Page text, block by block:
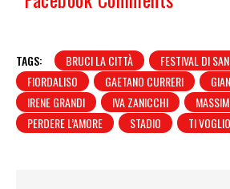
TAGS: BRUCI LA CITTÀ
FESTIVAL DI
FIORDALISO
GAETANO CURRERI
IRENE GRANDI
IVA ZANICCHI
PERDERE L’AMORE
STADIO TI